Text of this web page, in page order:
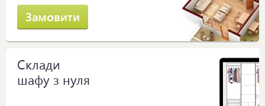
Замовити
Склади
шафу з нуля